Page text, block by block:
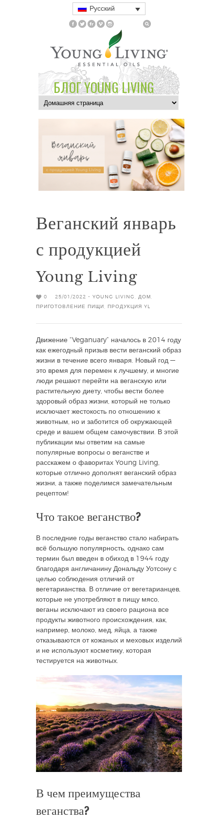
Русский
БЛОГ YOUNG LIVING
Веганский январь
с продукцией
Young Living
0 25/01/2022 - YOUNG LIVING ДОМ
ПРИГОТОВЛЕНИЕ ПИЩИ
ПРОДУКЦИЯ YL
Движение “Veganuary” началось в 2014 году
как ежегодный призыв вести веганский образ
жизни в течение всего января. Новый год —
это время для перемен к лучшему, и многие
люди решают перейти на веганскую или
растительную диету, чтобы вести более
здоровый образ жизни, который не только
исключает жестокость по отношению к
животным, но и заботится об окружающей
среде и вашем общем самочувствии. В этой
публикации мы ответим на самые
популярные вопросы о веганстве и
расскажем о фаворитах Young Living,
которые отлично дополнят веганский образ
жизни, а также поделимся замечательным
рецептом!
Что такое веганство?
В последние годы веганство стало набирать
всё большую популярность, однако сам
термин был введен в обиход в 1944 году
благодаря англичанину Дональду Уотсону с
целью соблюдения отличий от
вегетарианства. В отличие от вегетарианцев,
которые не употребляют в пищу мясо,
веганы исключают из своего рациона все
продукты животного происхождения, как,
например, молоко, мед, яйца, а также
отказываются от кожаных и меховых изделий
и не используют косметику, которая
тестируется на животных.
В чем преимущества
веганства?